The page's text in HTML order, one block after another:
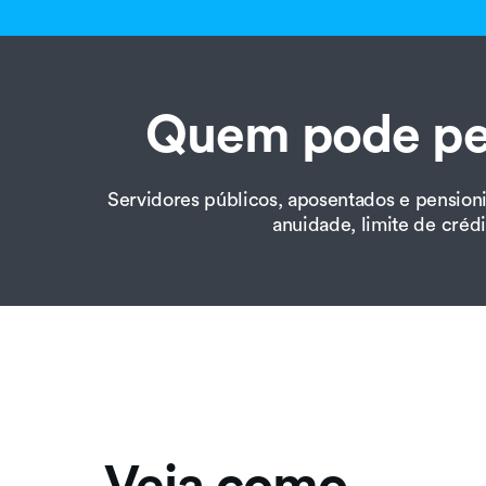
Quem pode
Servidores públicos, aposentados e
anuidade, limite de